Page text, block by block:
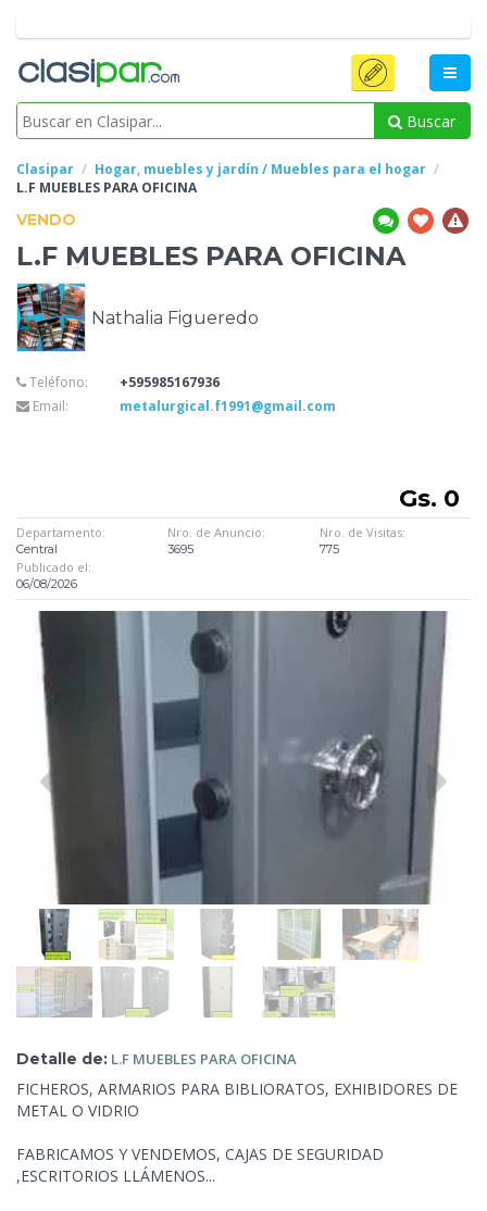
Buscar
Clasipar
Hogar, muebles y jardín / Muebles para el hogar
L.F MUEBLES PARA OFICINA
VENDO
L.F MUEBLES PARA OFICINA
Nathalia Figueredo
Teléfono:
+595985167936
Email:
metalurgical.f1991@gmail.com
Gs. 0
Departamento:
Central
Nro. de Anuncio:
3695
Nro. de Visitas:
775
Publicado el:
06/08/2026
Detalle de: L.F MUEBLES PARA OFICINA
FICHEROS, ARMARIOS PARA BIBLIORATOS, EXHIBIDORES DE
METAL O VIDRIO
FABRICAMOS Y VENDEMOS, CAJAS DE SEGURIDAD
,ESCRITORIOS LLÁMENOS...